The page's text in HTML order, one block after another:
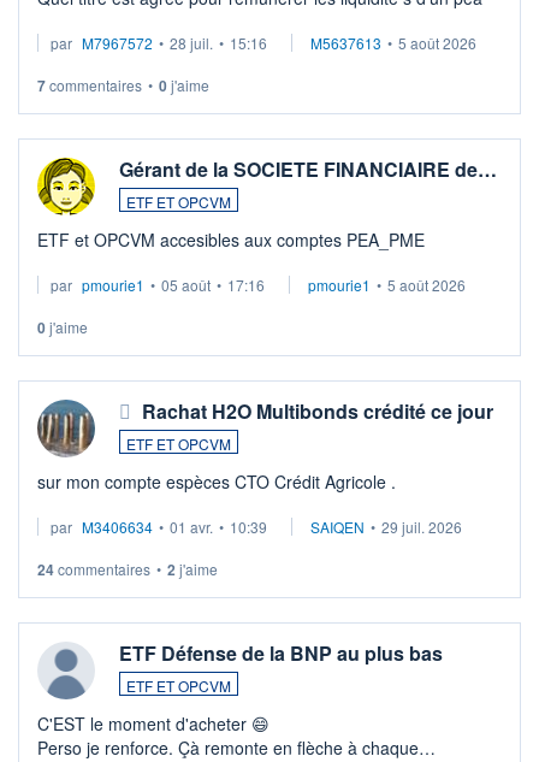
par M7967572 • 28 juil. • 15:16 M5637613 • 5 août 2026
7commentaires • 0j'aime
Gérant de la SOCIETE FINANCIAIRE de…
ETF ET OPCVM
ETF et OPCVM accesibles aux comptes PEA_PME
par pmourie1 • 05 août • 17:16 pmourie1 • 5 août 2026
0j'aime
Rachat H2O Multibonds crédité ce jour
ETF ET OPCVM
sur mon compte espèces CTO Crédit Agricole .
par M3406634 • 01 avr. • 10:39 SAIQEN • 29 juil. 2026
24commentaires • 2 j'aime
ETF Défense de la BNP au plus bas
ETF ET OPCVM
C'EST le moment d'acheter 😄​
Perso je renforce. Çà remonte en flèche à chaque